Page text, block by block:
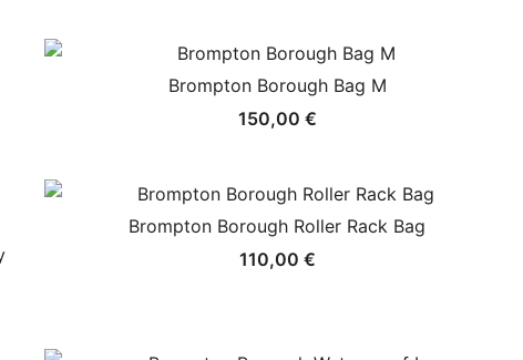
Brompton Borough Bag M
150,00 €
Brompton Borough Roller Rack Bag
110,00 €